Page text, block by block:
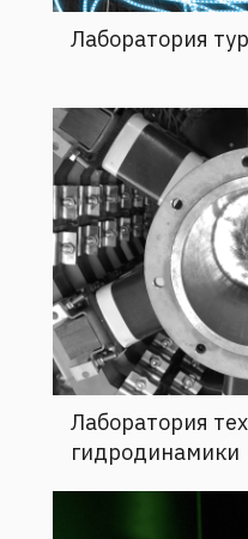
Лаборатория
Лаборатория
гидродинамики